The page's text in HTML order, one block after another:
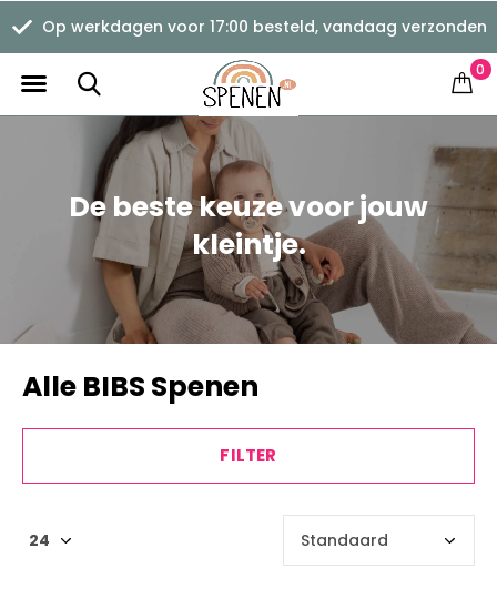
0
Verzending vanaf €1,11
De beste keuze voor jouw
kleintje.
Alle BIBS Spenen
FILTER